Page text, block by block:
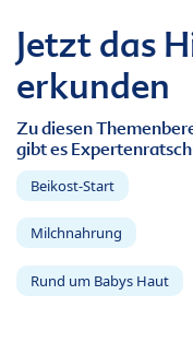
Jetzt das
erkunden
Zu diesen
gibt es
Beikost-Start
Milchnahrung
Rund um Babys Haut